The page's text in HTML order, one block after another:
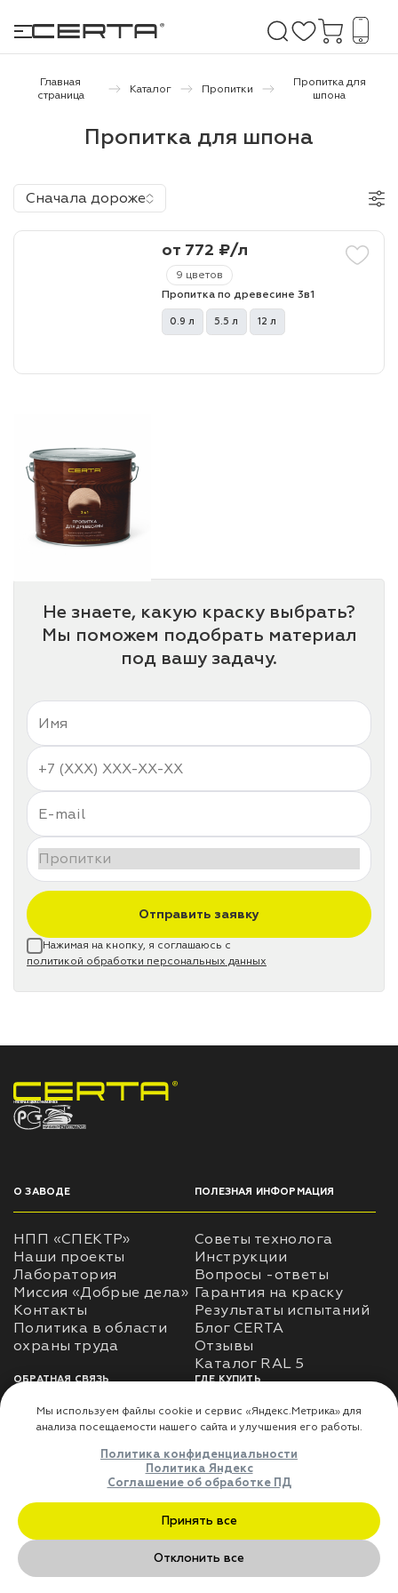
покрытия
и эмали
Главная
страница
Каталог Пропитки
Пропитка для
шпона
Пропитка для шпона
Сначала дороже
9 цветов
от 772 ₽/л
Пропитка по древесине 3в1
0.9 л 5.5 л 12 л
Не знаете, какую краску выбрать?
Мы поможем подобрать материал
под вашу задачу.
Отправить заявку
Нажимая на кнопку, я соглашаюсь с
политикой обработки персональных данных
НПП «СПЕКТР» ЗАВОД ЛАКОКРАСОЧНЫХ МАТЕРИАЛОВ
О ЗАВОДЕ
НПП «СПЕКТР»
Наши проекты
Лаборатория
Миссия «Добрые дела»
Контакты
Политика в области
ПОЛЕЗНАЯ ИНФОРМАЦИЯ
Советы технолога
Инструкции
Вопросы -ответы
Гарантия на краску
Результаты испытаний
Блог CERTA
Отзывы
Каталог RAL 5
ОБРАТНАЯ СВЯЗЬ
Использование
использования личных
Оферта
ГДЕ КУПИТЬ
Доставка
Где купить
ДЛЯ ПАРТНЁРОВ
Преимущества
Мы используем файлы cookie и сервис «Яндекс.Метрика»